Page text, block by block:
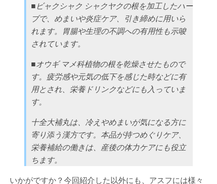
■ビャクシャク シャクヤクの根を加工したハー
ブで、めまいや炎症ケア、引き締めに用いら
れます。胃腸や生理の不調への有用性も示唆
されています。
■オウギ マメ科植物の根を乾燥させたもので
す。疲労感や元気の低下を感じた時などに有
用とされ、栄養ドリンクなどにも入っていま
す。
十全大補丸は、冷えやめまいが気になる方に
寄り添う漢方です。本品が持つめぐりケア、
栄養補給の働きは、産後の体力ケアにも役立
ちます。
いかがですか？今回紹介した以外にも、アスフには様々